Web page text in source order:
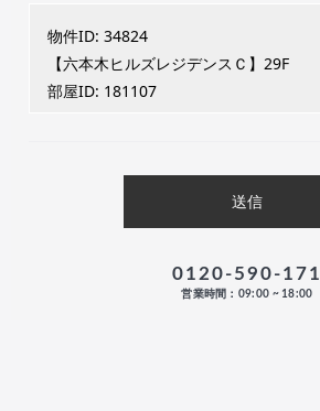
0120-590-171
営業時間：09:00 ~ 18:00